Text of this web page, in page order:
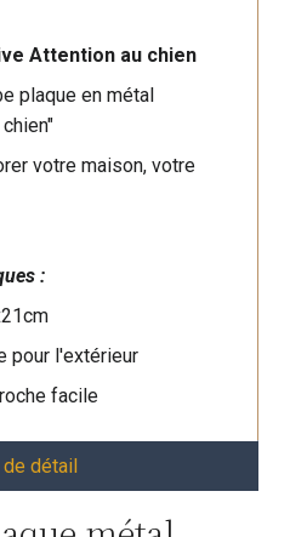
Attention au chien
plaque en métal
votre maison, votre
:
pour l'extérieur
facile
détail